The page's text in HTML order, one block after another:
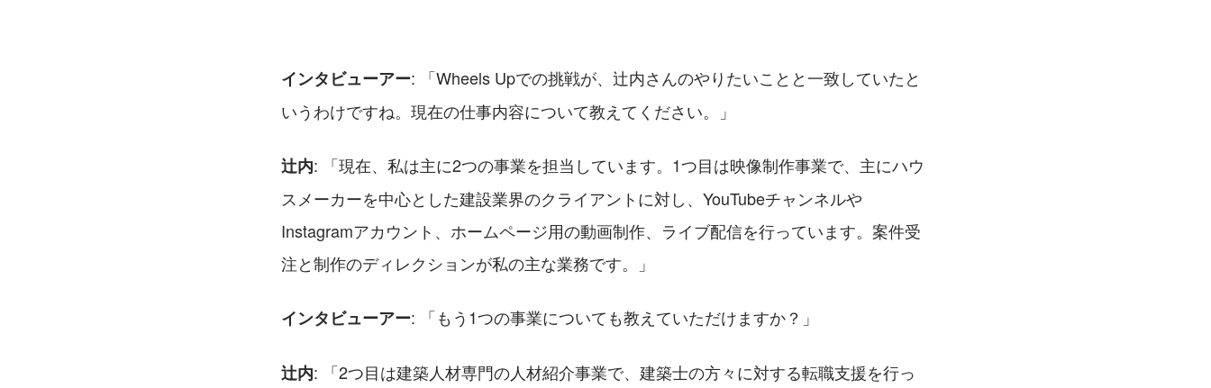
インタビューアー: 「Wheels Upでの挑戦が、辻内さんのやりたいことと一致していたと
いうわけですね。現在の仕事内容について教えてください。」
辻内: 「現在、私は主に2つの事業を担当しています。1つ目は映像制作事業で、主にハウ
スメーカーを中心とした建設業界のクライアントに対し、YouTubeチャンネルや
Instagramアカウント、ホームページ用の動画制作、ライブ配信を行っています。案件受
注と制作のディレクションが私の主な業務です。」
インタビューアー: 「もう1つの事業についても教えていただけますか？」
辻内: 「2つ目は建築人材専門の人材紹介事業で、建築士の方々に対する転職支援を行っ